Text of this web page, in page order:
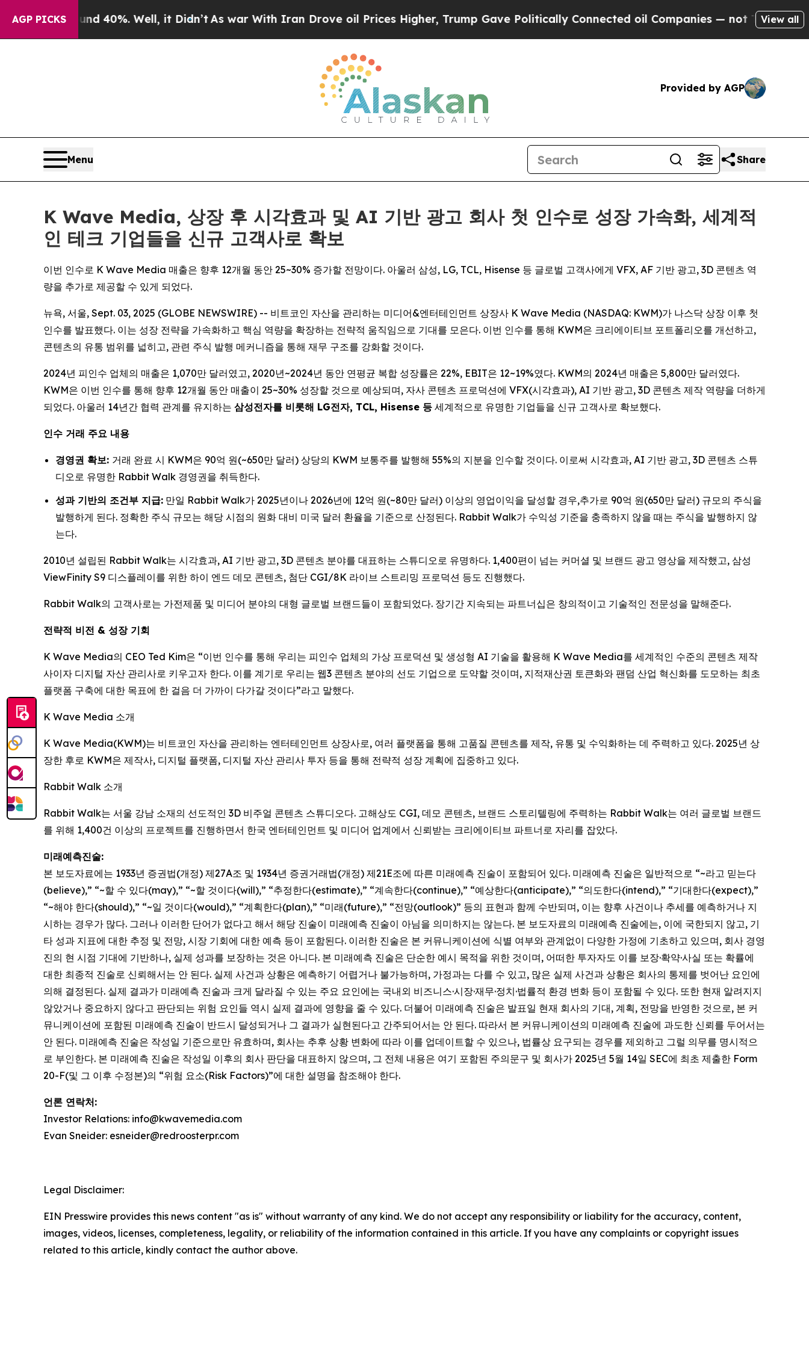
AGP PICKS
Around 40%. Well, it Didn’t As war With Iran Drove oil Prices Higher, Trump Gave Politically Connected oil Companies — not Taxpayers — the
View all
Provided by AGP
Menu Share
K Wave Media, 상장 후 시각효과 및 AI 기반 광고 회사 첫 인수로 성장 가속화, 세계적
인 테크 기업들을 신규 고객사로 확보
이번 인수로 K Wave Media 매출은 향후 12개월 동안 25~30% 증가할 전망이다. 아울러 삼성, LG, TCL, Hisense 등 글로벌 고객사에게 VFX, AF 기반 광고, 3D 콘텐츠 역
량을 추가로 제공할 수 있게 되었다.
뉴욕, 서울, Sept. 03, 2025 (GLOBE NEWSWIRE) -- 비트코인 자산을 관리하는 미디어&엔터테인먼트 상장사 K Wave Media (NASDAQ: KWM)가 나스닥 상장 이후 첫
인수를 발표했다. 이는 성장 전략을 가속화하고 핵심 역량을 확장하는 전략적 움직임으로 기대를 모은다. 이번 인수를 통해 KWM은 크리에이티브 포트폴리오를 개선하고,
콘텐츠의 유통 범위를 넓히고, 관련 주식 발행 메커니즘을 통해 재무 구조를 강화할 것이다.
2024년 피인수 업체의 매출은 1,070만 달러였고, 2020년~2024년 동안 연평균 복합 성장률은 22%, EBIT은 12~19%였다. KWM의 2024년 매출은 5,800만 달러였다.
KWM은 이번 인수를 통해 향후 12개월 동안 매출이 25~30% 성장할 것으로 예상되며, 자사 콘텐츠 프로덕션에 VFX(시각효과), AI 기반 광고, 3D 콘텐츠 제작 역량을 더하게
되었다. 아울러 14년간 협력 관계를 유지하는 삼성전자를 비롯해 LG전자, TCL, Hisense 등 세계적으로 유명한 기업들을 신규 고객사로 확보했다.
인수 거래 주요 내용
경영권 확보: 거래 완료 시 KWM은 90억 원(~650만 달러) 상당의 KWM 보통주를 발행해 55%의 지분을 인수할 것이다. 이로써 시각효과, AI 기반 광고, 3D 콘텐츠 스튜
디오로 유명한 Rabbit Walk 경영권을 취득한다.
성과 기반의 조건부 지급: 만일 Rabbit Walk가 2025년이나 2026년에 12억 원(~80만 달러) 이상의 영업이익을 달성할 경우,추가로 90억 원(650만 달러) 규모의 주식을
발행하게 된다. 정확한 주식 규모는 해당 시점의 원화 대비 미국 달러 환율을 기준으로 산정된다. Rabbit Walk가 수익성 기준을 충족하지 않을 때는 주식을 발행하지 않
는다.
2010년 설립된 Rabbit Walk는 시각효과, AI 기반 광고, 3D 콘텐츠 분야를 대표하는 스튜디오로 유명하다. 1,400편이 넘는 커머셜 및 브랜드 광고 영상을 제작했고, 삼성
ViewFinity S9 디스플레이를 위한 하이 엔드 데모 콘텐츠, 첨단 CGI/8K 라이브 스트리밍 프로덕션 등도 진행했다.
Rabbit Walk의 고객사로는 가전제품 및 미디어 분야의 대형 글로벌 브랜드들이 포함되었다. 장기간 지속되는 파트너십은 창의적이고 기술적인 전문성을 말해준다.
전략적 비전 & 성장 기회
K Wave Media의 CEO Ted Kim은 “이번 인수를 통해 우리는 피인수 업체의 가상 프로덕션 및 생성형 AI 기술을 활용해 K Wave Media를 세계적인 수준의 콘텐츠 제작
사이자 디지털 자산 관리사로 키우고자 한다. 이를 계기로 우리는 웹3 콘텐츠 분야의 선도 기업으로 도약할 것이며, 지적재산권 토큰화와 팬덤 산업 혁신화를 도모하는 최초
플랫폼 구축에 대한 목표에 한 걸음 더 가까이 다가갈 것이다”라고 말했다.
K Wave Media 소개
K Wave Media(KWM)는 비트코인 자산을 관리하는 엔터테인먼트 상장사로, 여러 플랫폼을 통해 고품질 콘텐츠를 제작, 유통 및 수익화하는 데 주력하고 있다. 2025년 상
장한 후로 KWM은 제작사, 디지털 플랫폼, 디지털 자산 관리사 투자 등을 통해 전략적 성장 계획에 집중하고 있다.
Rabbit Walk 소개
Rabbit Walk는 서울 강남 소재의 선도적인 3D 비주얼 콘텐츠 스튜디오다. 고해상도 CGI, 데모 콘텐츠, 브랜드 스토리텔링에 주력하는 Rabbit Walk는 여러 글로벌 브랜드
를 위해 1,400건 이상의 프로젝트를 진행하면서 한국 엔터테인먼트 및 미디어 업계에서 신뢰받는 크리에이티브 파트너로 자리를 잡았다.
미래예측진술:
본 보도자료에는 1933년 증권법(개정) 제27A조 및 1934년 증권거래법(개정) 제21E조에 따른 미래예측 진술이 포함되어 있다. 미래예측 진술은 일반적으로 “~라고 믿는다
(believe),” “~할 수 있다(may),” “~할 것이다(will),” “추정한다(estimate),” “계속한다(continue),” “예상한다(anticipate),” “의도한다(intend),” “기대한다(expect),”
“~해야 한다(should),” “~일 것이다(would),” “계획한다(plan),” “미래(future),” “전망(outlook)” 등의 표현과 함께 수반되며, 이는 향후 사건이나 추세를 예측하거나 지
시하는 경우가 많다. 그러나 이러한 단어가 없다고 해서 해당 진술이 미래예측 진술이 아님을 의미하지는 않는다. 본 보도자료의 미래예측 진술에는, 이에 국한되지 않고, 기
타 성과 지표에 대한 추정 및 전망, 시장 기회에 대한 예측 등이 포함된다. 이러한 진술은 본 커뮤니케이션에 식별 여부와 관계없이 다양한 가정에 기초하고 있으며, 회사 경영
진의 현 시점 기대에 기반하나, 실제 성과를 보장하는 것은 아니다. 본 미래예측 진술은 단순한 예시 목적을 위한 것이며, 어떠한 투자자도 이를 보장·확약·사실 또는 확률에
대한 최종적 진술로 신뢰해서는 안 된다. 실제 사건과 상황은 예측하기 어렵거나 불가능하며, 가정과는 다를 수 있고, 많은 실제 사건과 상황은 회사의 통제를 벗어난 요인에
의해 결정된다. 실제 결과가 미래예측 진술과 크게 달라질 수 있는 주요 요인에는 국내외 비즈니스·시장·재무·정치·법률적 환경 변화 등이 포함될 수 있다. 또한 현재 알려지지
않았거나 중요하지 않다고 판단되는 위험 요인들 역시 실제 결과에 영향을 줄 수 있다. 더불어 미래예측 진술은 발표일 현재 회사의 기대, 계획, 전망을 반영한 것으로, 본 커
뮤니케이션에 포함된 미래예측 진술이 반드시 달성되거나 그 결과가 실현된다고 간주되어서는 안 된다. 따라서 본 커뮤니케이션의 미래예측 진술에 과도한 신뢰를 두어서는
안 된다. 미래예측 진술은 작성일 기준으로만 유효하며, 회사는 추후 상황 변화에 따라 이를 업데이트할 수 있으나, 법률상 요구되는 경우를 제외하고 그럴 의무를 명시적으
로 부인한다. 본 미래예측 진술은 작성일 이후의 회사 판단을 대표하지 않으며, 그 전체 내용은 여기 포함된 주의문구 및 회사가 2025년 5월 14일 SEC에 최초 제출한 Form
20-F(및 그 이후 수정본)의 “위험 요소(Risk Factors)”에 대한 설명을 참조해야 한다.
언론 연락처:
Investor Relations: info@kwavemedia.com
Evan Sneider: esneider@redroosterpr.com
Legal Disclaimer:
EIN Presswire provides this news content "as is" without warranty of any kind. We do not accept any responsibility or liability for the accuracy, content,
images, videos, licenses, completeness, legality, or reliability of the information contained in this article. If you have any complaints or copyright issues
related to this article, kindly contact the author above.